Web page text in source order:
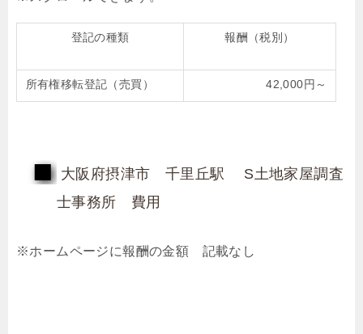
登記の種類 報酬（税別）
所有権移転登記（売買） 42,000円～
大阪府摂津市 千里丘駅 S土地家屋調査
士事務所 費用
※ホームページに報酬の金額 記載なし